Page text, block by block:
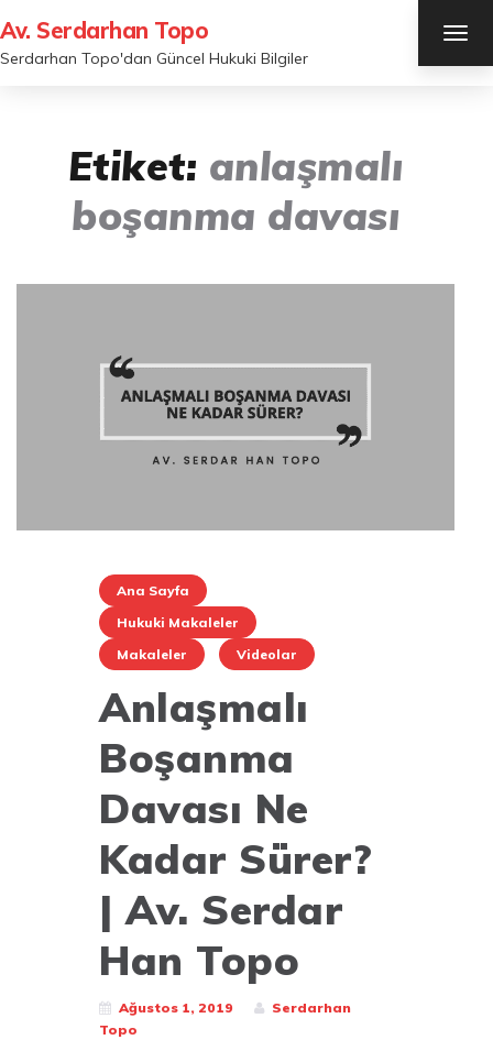
Av. Serdarhan Topo
Serdarhan Topo'dan Güncel Hukuki Bilgiler
Etiket: anlaşmalı
boşanma davası
Ana Sayfa
Hukuki Makaleler
Makaleler
Videolar
Anlaşmalı
Boşanma
Davası Ne
Kadar Sürer?
| Av. Serdar
Han Topo
Ağustos 1, 2019
Serdarhan
Topo